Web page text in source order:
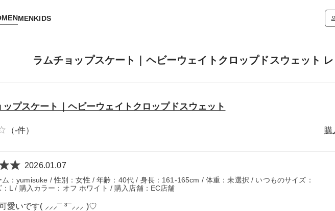
MENKIDS
ラムチョップスケート｜ヘビーウェイトクロップドスウェット
ップスケート｜ヘビーウェイトクロップドスウェット
（-件） 購
2026.01.07
ム：yumisuke / 性別：女性 / 年齢：40代 / 身長：161-165cm / 体重：未選択 / いつものサイズ：
：L / 購入カラー：オフ ホワイト / 購入店舗：EC店舗
愛いです( ⸝⸝⸝¯ ³¯⸝⸝⸝ )♡